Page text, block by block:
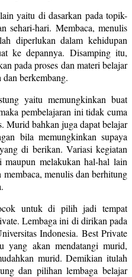
yaitu di dasarkan pada topik-
sehari-hari. Membaca, menulis
diperlukan dalam kehidupan
ke depannya. Disamping itu,
pada proses dan materi belajar
berkembang.
yaitu memungkinkan buat
pembelajaran ini tidak cuma
Murid bahkan juga dapat belajar
bila memungkinkan supaya
di berikan. Variasi kegiatan
melakukan hal-hal lain
menulis dan berhitung
untuk di pilih jadi tempat
Lembaga ini di dirikan pada
Indonesia. Best Private
yang akan mendatangi murid,
murid. Demikian itulah
dan pilihan lembaga belajar